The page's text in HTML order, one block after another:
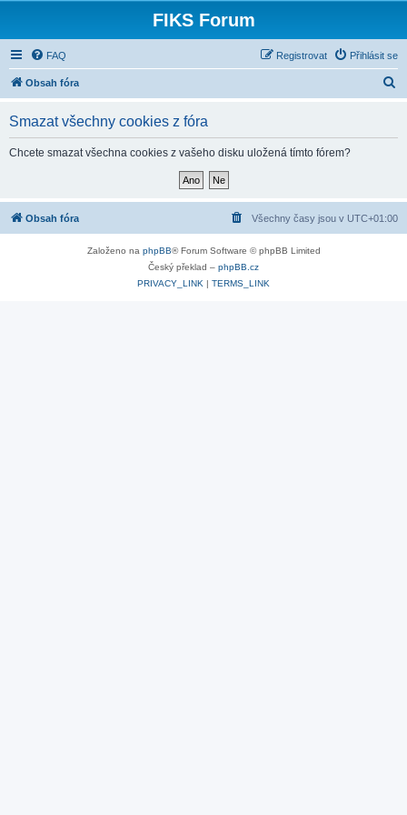
FIKS Forum
FAQ Přihlásit se
Registrovat
Obsah fóra
Smazat všechny cookies z fóra
Chcete smazat všechna cookies z vašeho disku uložená tímto fórem?
Obsah fóra Všechny časy jsou v UTC+01:00
Založeno na phpBB® Forum Software © phpBB Limited
Český překlad – phpBB.cz
PRIVACY_LINK | TERMS_LINK